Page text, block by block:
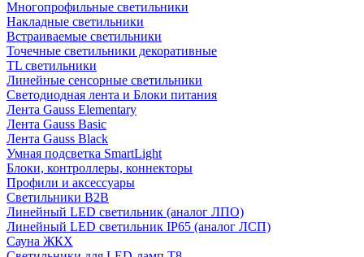
Многопрофильные светильники
Накладные светильники
Встраиваемые светильники
Точечные светильники декоративные
TL светильники
Линейные сенсорные светильники
Светодиодная лента и Блоки питания
Лента Gauss Elementary
Лента Gauss Basic
Лента Gauss Black
Умная подсветка SmartLight
Блоки, контроллеры, коннекторы
Профили и аксессуары
Светильники B2B
Линейный LED светильник (аналог ЛПО)
Линейный LED светильник IP65 (аналог ЛСП)
Сауна ЖКХ